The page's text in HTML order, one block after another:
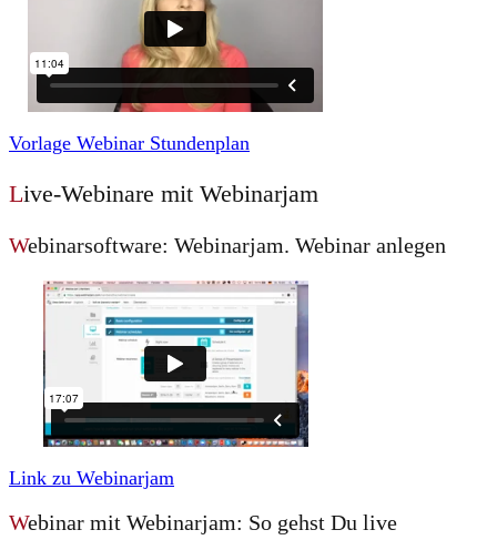
Vorlage Webinar Stundenplan
Live-Webinare mit Webinarjam
Webinarsoftware: Webinarjam. Webinar anlegen
Link zu Webinarjam
Webinar mit Webinarjam: So gehst Du live